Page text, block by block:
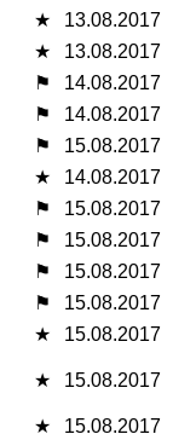
★
13.08.2017
★
13.08.2017
⚑
14.08.2017
⚑
14.08.2017
⚑
15.08.2017
★
14.08.2017
⚑
15.08.2017
⚑
15.08.2017
⚑
15.08.2017
⚑
15.08.2017
★
15.08.2017
★ 15.08.2017
★
15.08.2017